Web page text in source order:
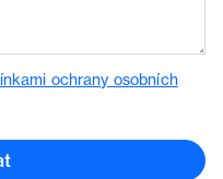
ochrany osobních